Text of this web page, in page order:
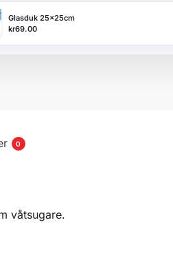
Glasduk 25x25cm
kr69.00
0
våtsugare.